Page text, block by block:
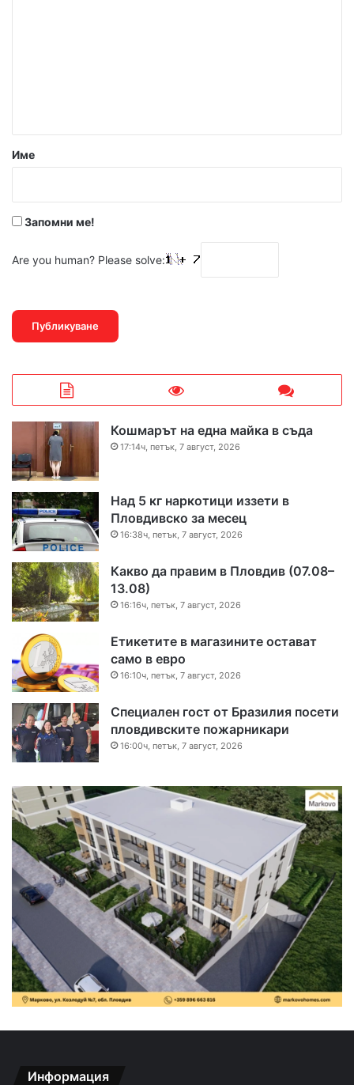
р
Име
Запомни ме!
Are you human? Please solve:
Кошмарът на една майка в съда
17:14ч, петък, 7 август, 2026
Над 5 кг наркотици иззети в
Пловдивско за месец
16:38ч, петък, 7 август, 2026
Какво да правим в Пловдив (07.08–
13.08)
16:16ч, петък, 7 август, 2026
Етикетите в магазините остават
само в евро
16:10ч, петък, 7 август, 2026
Специален гост от Бразилия посети
пловдивските пожарникари
16:00ч, петък, 7 август, 2026
Информация